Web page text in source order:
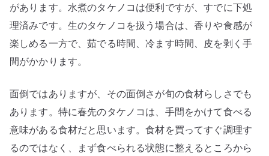
があります。水煮のタケノコは便利ですが、すでに下処
理済みです。生のタケノコを扱う場合は、香りや食感が
楽しめる一方で、茹でる時間、冷ます時間、皮を剥く手
間がかかります。
面倒ではありますが、その面倒さが旬の食材らしさでも
あります。特に春先のタケノコは、手間をかけて食べる
意味がある食材だと思います。食材を買ってすぐ調理す
るのではなく、まず食べられる状態に整えるところから